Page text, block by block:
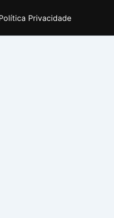
Privacidade